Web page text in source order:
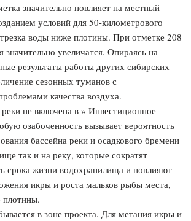
значительно повлияет на местный
условий для 50-километрового
воды ниже плотины. При отметке 208
значительно увеличатся. Опираясь на
результаты работы других сибирских
сезонных туманов с
качества воздуха.
не включена в » Инвестиционное
озабоченность вызывает вероятность
бассейна реки и осадкового бремени
так и на реку, которые сократят
срока жизни водохранилища и повлияют
икры и роста мальков рыбы места,
плотины.
в зоне проекта. Для метания икры и